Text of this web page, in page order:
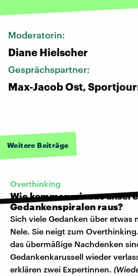
Moderatorin:
Diane Hielscher
Gesprächspartner:
Max-Jacob Ost,
Weitere Beiträge
Overthinking
Wie kommen wir aus
Gedankenspiralen raus?
Sich viele Gedanken über etwas
Nele. Sie neigt zum
das übermäßige Nachdenken
Gedankenkarussell wieder
erklären zwei Expertinnen.